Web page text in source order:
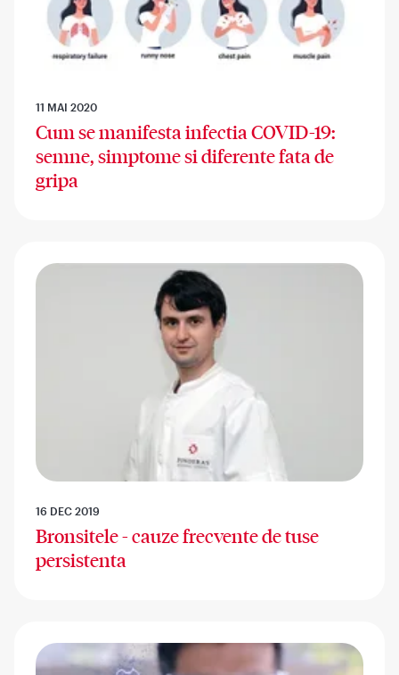
11 MAI 2020
Cum se manifesta infectia COVID-19:
semne, simptome si diferente fata de
gripa
16 DEC 2019
Bronsitele - cauze frecvente de tuse
persistenta